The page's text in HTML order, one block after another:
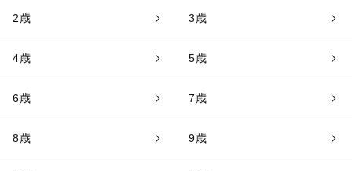
2歳 3歳
4歳 5歳
6歳 7歳
8歳 9歳